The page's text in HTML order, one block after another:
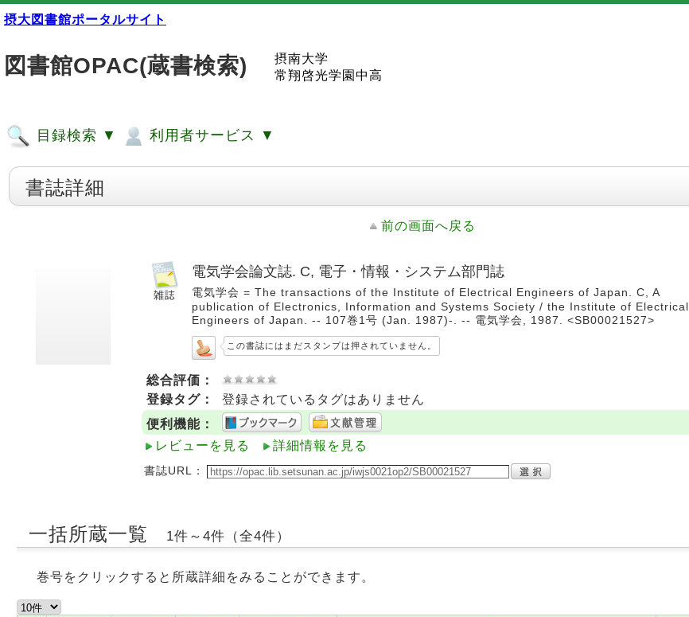
摂大図書館ポータルサイト
図書館OPAC(蔵書検索)
摂南大学
常翔啓光学園中高
目録検索 ▼ 利用者サービス ▼
書誌詳細
前の画面へ戻る
電気学会論文誌. C, 電子・情報・システム部門誌
電気学会 = The transactions of the Institute of Electrical Engineers of Japan. C, A
publication of Electronics, Information and Systems Society / the Institute of Electrical
Engineers of Japan. -- 107巻1号 (Jan. 1987)-. -- 電気学会, 1987. <SB00021527>
この書誌にはまだスタンプは押されていません。
総合評価：
登録タグ：
登録されているタグはありません
便利機能：
レビューを見る
詳細情報を見る
書誌URL：
一括所蔵一覧 1件～4件（全4件）
巻号をクリックすると所蔵詳細をみることができます。